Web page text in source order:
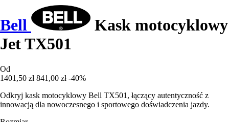
Bell
Kask motocyklowy
Jet TX501
Od
1401,50 zł 841,00 zł -40%
Odkryj kask motocyklowy Bell TX501, łączący autentyczność z
innowacją dla nowoczesnego i sportowego doświadczenia jazdy.